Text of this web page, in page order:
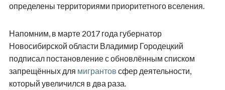
определены территориями приоритетного вселения.
Напомним, в марте 2017 года губернатор
Новосибирской области Владимир Городецкий
подписал постановление с обновлённым списком
запрещённых для мигрантов сфер деятельности,
который увеличился в два раза.